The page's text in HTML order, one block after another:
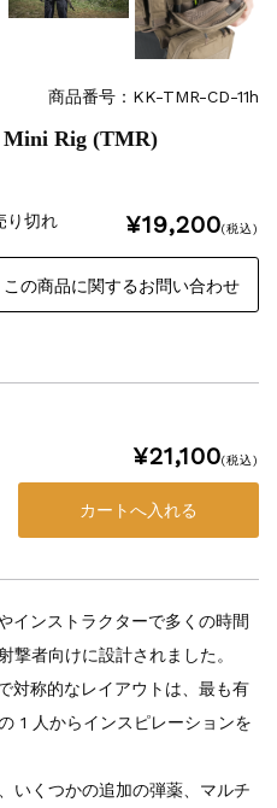
商品番号：KK-TMR-CD-11h
Rig (TMR)
り切れ ¥19,200(税込)
この商品に関するお問い合わせ
¥21,100(税込)
ンストラクターで多くの時間
撃者向けに設計されました。
対称的なレイアウトは、最も有
1 人からインスピレーションを
いくつかの追加の弾薬、マルチ